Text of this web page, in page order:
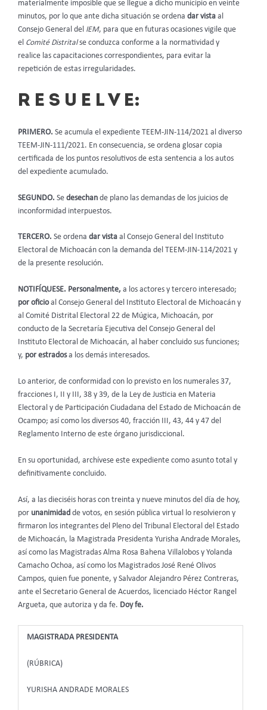
materialmente imposible que se llegue a dicho municipio en veinte
minutos, por lo que ante dicha situación se ordena dar vista al
Consejo General del IEM, para que en futuras ocasiones vigile que
el Comité Distritalse conduzca conforme a la normatividad y
realice las capacitaciones correspondientes, para evitar la
repetición de estas irregularidades.
R E S U E L V E:
PRIMERO. Se acumula el expediente TEEM-JIN-114/2021 al diverso
TEEM-JIN-111/2021. En consecuencia, se ordena glosar copia
certificada de los puntos resolutivos de esta sentencia a los autos
del expediente acumulado.
SEGUNDO. Se desechan de plano las demandas de los juicios de
inconformidad interpuestos.
TERCERO. Se ordena dar vista al Consejo General del Instituto
Electoral de Michoacán con la demanda del TEEM-JIN-114/2021 y
de la presente resolución.
NOTIFÍQUESE. Personalmente, a los actores y tercero interesado;
por oficioal Consejo General del Instituto Electoral de Michoacán y
al Comité Distrital Electoral 22 de Múgica, Michoacán, por
conducto de la Secretaría Ejecutiva del Consejo General del
Instituto Electoral de Michoacán, al haber concluido sus funciones;
y, por estradosa los demás interesados.
Lo anterior, de conformidad con lo previsto en los numerales 37,
fracciones I, II y III, 38 y 39, de la Ley de Justicia en Materia
Electoral y de Participación Ciudadana del Estado de Michoacán de
Ocampo; así como los diversos 40, fracción III, 43, 44 y 47 del
Reglamento Interno de este órgano jurisdiccional.
En su oportunidad, archívese este expediente como asunto total y
definitivamente concluido.
Así, a las dieciséis horas con treinta y nueve minutos del día de hoy,
por unanimidad de votos, en sesión pública virtual lo resolvieron y
firmaron los integrantes del Pleno del Tribunal Electoral del Estado
de Michoacán, la Magistrada Presidenta Yurisha Andrade Morales,
así como las Magistradas Alma Rosa Bahena Villalobos y Yolanda
Camacho Ochoa, así como los Magistrados José René Olivos
Campos, quien fue ponente, y Salvador Alejandro Pérez Contreras,
ante el Secretario General de Acuerdos, licenciado Héctor Rangel
Argueta, que autoriza y da fe. Doy fe.
MAGISTRADA PRESIDENTA
(RÚBRICA)
YURISHA ANDRADE MORALES